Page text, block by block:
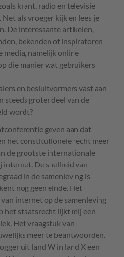
krant, radio en televisie
als vroeger kijk en lees je
De interessante artikelen,
bekenden of inspiratoren
media, namelijk online
die manier wat gebruikers
en besluitvormers vast aan
steeds groter deel van de
wordt?
geven aan dat
het constitutionele recht meer
de grootste internationale
internet. De snelheid van
in de samenleving is
nog geen einde. Het
internet op de samenleving
het staatsrecht lijkt mij een
Het vraagstuk van
meer te beantwoorden.
uit land W in land X een